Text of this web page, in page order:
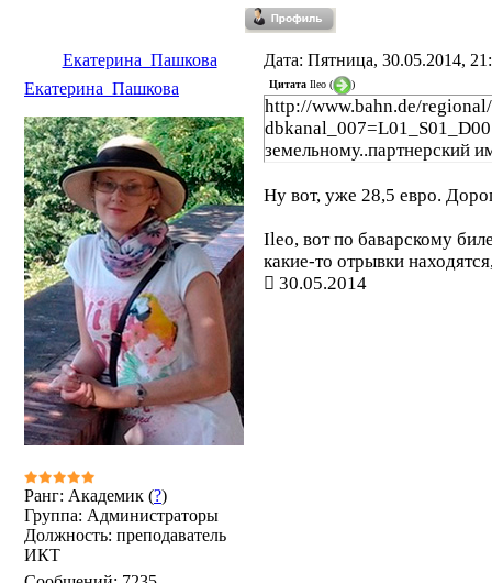
Екатерина_Пашкова
Дата: Пятница, 30.05.2014,
Екатерина_Пашкова
Ранг: Академик (?)
Группа: Администраторы
Должность: преподаватель
ИКТ
Цитата Ileo ( )
http://www.bahn.de/
земельному..партнерский
Ну вот, уже 28,5 евро.
Ileo, вот по баварскому
какие-то отрывки
30.05.2014